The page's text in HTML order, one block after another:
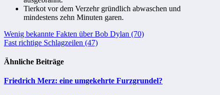
Tierkot vor dem Verzehr gründlich abwaschen und
mindestens zehn Minuten garen.
Beitragsnavigation
Wenig bekannte Fakten über Bob Dylan (70)
Fast richtige Schlagzeilen (47)
Ähnliche Beiträge
Friedrich Merz: eine umgekehrte Furzgrundel?